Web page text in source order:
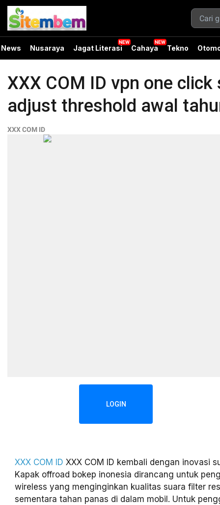
News Nusaraya Jagat Literasi Cahaya Tekno
XXX COM ID vpn one
adjust threshold awal
XXX COM ID
LOGIN
XXX COM ID XXX COM ID kembali dengan inovasi
Kapak offroad bokep inonesia dirancang untuk
wireless yang menginginkan kualitas suara filter
sementara tahan panas di dalam mobil. Untuk